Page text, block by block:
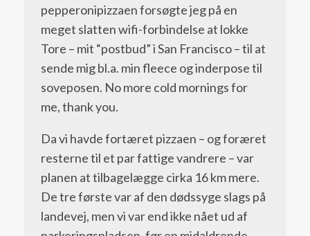
pepperonipizzaen forsøgte jeg på en
meget slatten wifi-forbindelse at lokke
Tore – mit “postbud” i San Francisco – til at
sende mig bl.a. min fleece og inderpose til
soveposen. No more cold mornings for
me, thank you.
Da vi havde fortæret pizzaen – og foræret
resterne til et par fattige vandrere – var
planen at tilbagelægge cirka 16 km mere.
De tre første var af den dødssyge slags på
landevej, men vi var end ikke nået ud af